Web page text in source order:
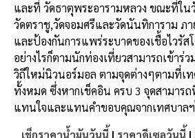
และที่ วัดธาตุพระอารามหลวง ขณะที่ใน
วัดตราชู,วัดจอมศรีและวัดนันทิการาม ภ
และป้องกันการแพร่ระบาดของเชื้อไวรัส
อย่างไรก็ตามนักท่องเที่ยวสามารถเข้าร่
วิถีใหม่นิวนอร์มอล ตามจุดต่างๆตามที่เ
ทั้งหมด ซึ่งหากเช็คอิน ครบ 3 จุดสามาร
แทนใจและแทนคำขอบคุณจากเทศบาล
เช็กราคาน้ำมันวันนี้ | ราคาดีเซลวันนี้ |